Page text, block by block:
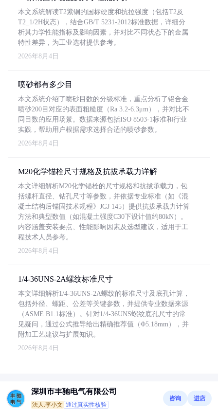
本文系统解读T2紫铜的国标硬度和抗拉强度（包括T2及
T2_1/2H状态），结合GB/T 5231-2012标准数据，详细分
析其力学性能指标及影响因素，并对比不同状态下的金属
特性差异，为工业选材提供参考。
2026年8月4日
喷砂都有多少目
本文系统介绍了喷砂目数的分级标准，重点分析了铝合金
喷砂200目对应的表面粗糙度（Ra 3.2-6.3μm），并对比不
同目数的应用场景。数据来源包括ISO 8503-1标准和行业
实践，帮助用户根据需求选择合适的喷砂参数。
2026年8月4日
M20化学锚栓尺寸规格及抗拔承载力详解
本文详细解析M20化学锚栓的尺寸规格和抗拔承载力，包
括螺杆直径、钻孔尺寸等参数，并依据专业标准（如《混
凝土结构后锚固技术规程》JGJ 145）提供抗拔承载力计算
方法和典型数值（如混凝土强度C30下设计值约80kN）。
内容涵盖安装要点、性能影响因素及选型建议，适用于工
程技术人员参考。
2026年8月4日
1/4-36UNS-2A螺纹标准尺寸
本文详细解析1/4-36UNS-2A螺纹的标准尺寸及底孔计算，
包括外径、螺距、公差等关键参数，并提供专业数据来源
（ASME B1.1标准）。针对1/4-36UNS螺纹底孔尺寸的常
见疑问，通过公式推导给出精确推荐值（Φ5.18mm），并
附加工艺建议与扩展知识。
2026年8月4日
深圳市丰驰电气有限公司
法人:李小文 通过真实性核验
咨询 进店